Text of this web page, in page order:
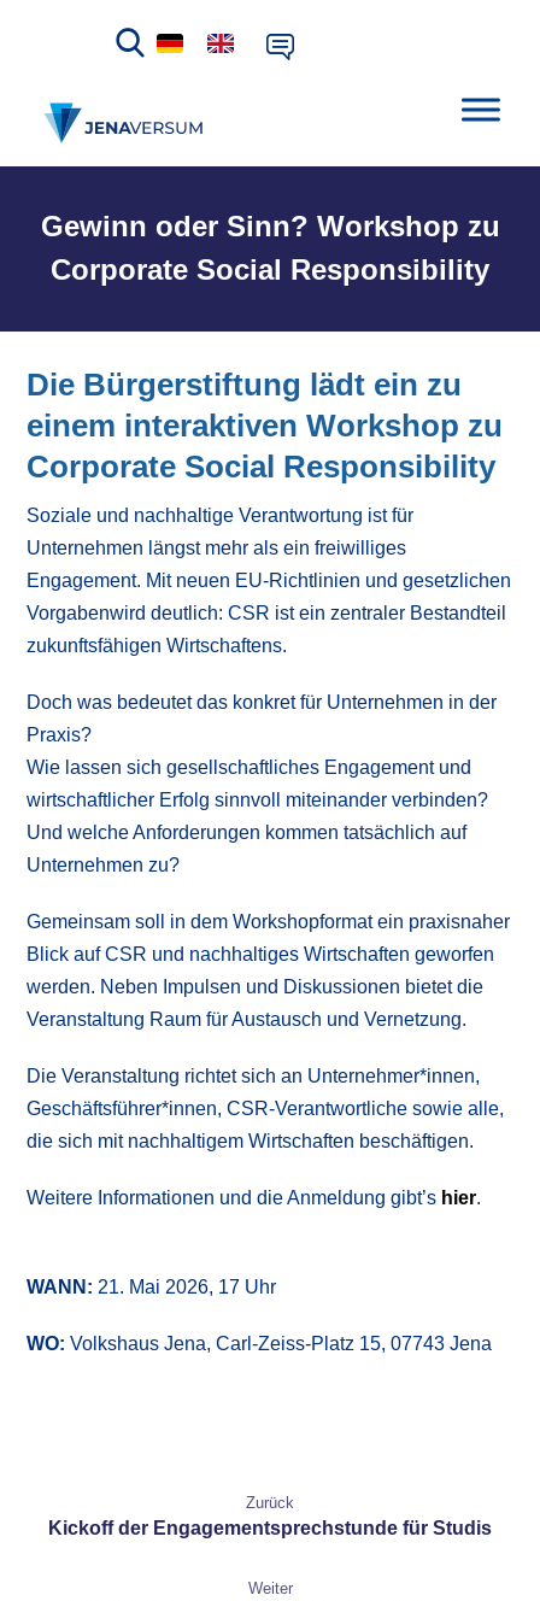
Gewinn oder Sinn? Workshop zu
Corporate Social Responsibility
Die Bürgerstiftung lädt ein zu
einem interaktiven Workshop zu
Corporate Social Responsibility
Soziale und nachhaltige Verantwortung ist für
Unternehmen längst mehr als ein freiwilliges
Engagement. Mit neuen EU-Richtlinien und gesetzlichen
Vorgabenwird deutlich: CSR ist ein zentraler Bestandteil
zukunftsfähigen Wirtschaftens.
Doch was bedeutet das konkret für Unternehmen in der
Praxis?
Wie lassen sich gesellschaftliches Engagement und
wirtschaftlicher Erfolg sinnvoll miteinander verbinden?
Und welche Anforderungen kommen tatsächlich auf
Unternehmen zu?
Gemeinsam soll in dem Workshopformat ein praxisnaher
Blick auf CSR und nachhaltiges Wirtschaften geworfen
werden. Neben Impulsen und Diskussionen bietet die
Veranstaltung Raum für Austausch und Vernetzung.
Die Veranstaltung richtet sich an Unternehmer*innen,
Geschäftsführer*innen, CSR-Verantwortliche sowie alle,
die sich mit nachhaltigem Wirtschaften beschäftigen.
Weitere Informationen und die Anmeldung gibt’s hier.
WANN: 21. Mai 2026, 17 Uhr
WO: Volkshaus Jena, Carl-Zeiss-Platz 15, 07743 Jena
Zurück
Kickoff der Engagementsprechstunde für Studis
Weiter